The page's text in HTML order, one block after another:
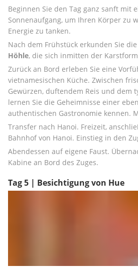
Beginnen Sie den Tag ganz sanft mit
Sonnenaufgang, um Ihren Körper zu
Energie zu tanken.
Nach dem Frühstück erkunden Sie die
Höhle, die sich inmitten der
Zurück an Bord erleben Sie eine
vietnamesischen Küche. Zwischen
Gewürzen, duftendem Reis und dem
lernen Sie die Geheimnisse einer
authentischen Gastronomie kennen.
Transfer nach Hanoi. Freizeit,
Bahnhof von Hanoi. Einstieg in den
Abendessen auf eigene Faust.
Kabine an Bord des Zuges.
Tag 5 | Besichtigung von Hue